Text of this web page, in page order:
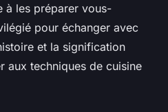
à les préparer vous-
pour échanger avec
et la signification
aux techniques de cuisine